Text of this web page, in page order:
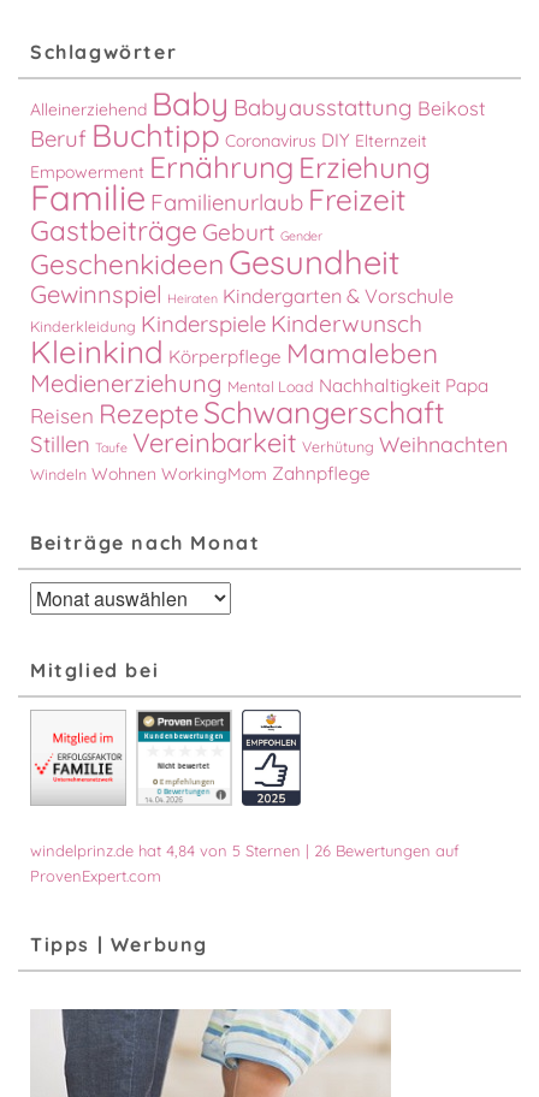
Schlagwörter
Alleinerziehend Baby Babyausstattung Beikost
Beruf Buchtipp Coronavirus DIY Elternzeit
Empowerment Ernährung Erziehung
Familie Familienurlaub Freizeit
Gastbeiträge Geburt Gender
Geschenkideen Gesundheit
Gewinnspiel Heiraten Kindergarten & Vorschule
Kinderkleidung Kinderspiele Kinderwunsch
Kleinkind Körperpflege Mamaleben
Medienerziehung Mental Load Nachhaltigkeit Papa
Reisen RezepteSchwangerschaft
Stillen Taufe Vereinbarkeit Verhütung Weihnachten
Windeln Wohnen WorkingMom Zahnpflege
Beiträge nach Monat
Beiträge
nach
Mitglied bei
windelprinz.de hat 4,84 von 5 Sternen | 26 Bewertungen auf
ProvenExpert.com
Tipps | Werbung